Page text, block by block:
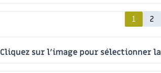
1 2
Cliquez sur l'image pour sélectionner